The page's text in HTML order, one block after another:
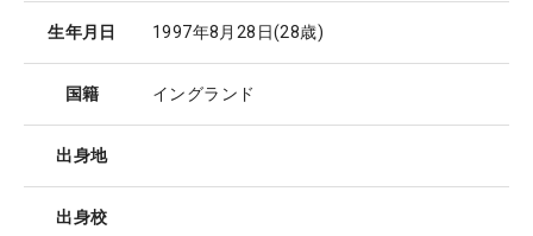
生年月日 1997年8月28日(28歳)
国籍 イングランド
出身地
出身校